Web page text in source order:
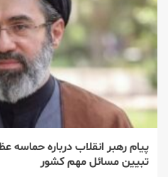
پیام رهبر انقلاب درباره حماسه
تبیین مسائل مهم کشور